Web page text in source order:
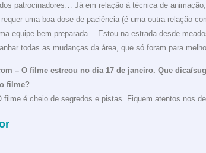
patrocinadores… Já em relação à técnica de
uma boa dose de paciência (é uma outra relação
equipe bem preparada… Estou na estrada desde
todas as mudanças da área, que só foram para
– O filme estreou no dia 17 de janeiro. Que dica/
filme?
filme é cheio de segredos e pistas. Fiquem atentos nos